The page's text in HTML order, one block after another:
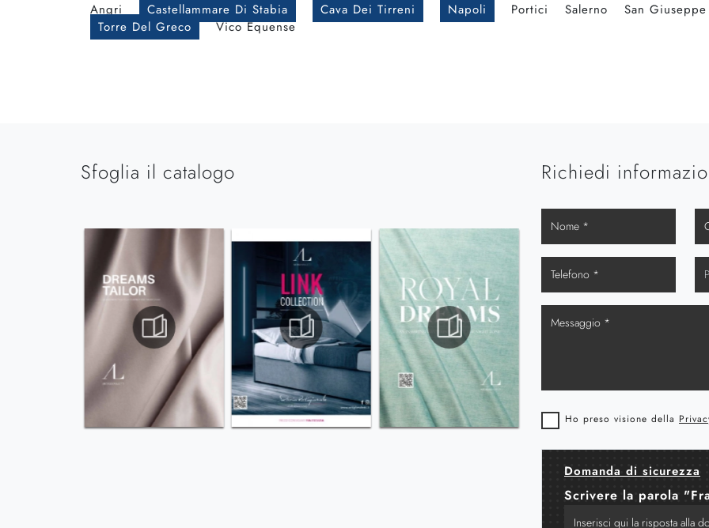
Angri Castellammare Di Stabia Cava Dei Tirreni Napoli Portici Salerno
San
Torre Del Greco
Vico Equense
Sfoglia il catalogo Richiedi
Ho preso visione della
Domanda di sicurezza
Scrivere la parola